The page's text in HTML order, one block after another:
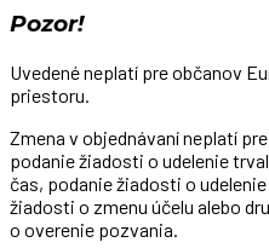
Pozor!
Uvedené neplatí pre občanov
priestoru.
Zmena v objednávaní neplatí
podanie žiadosti o udelenie
čas, podanie žiadosti o
žiadosti o zmenu účelu alebo
o overenie pozvania.